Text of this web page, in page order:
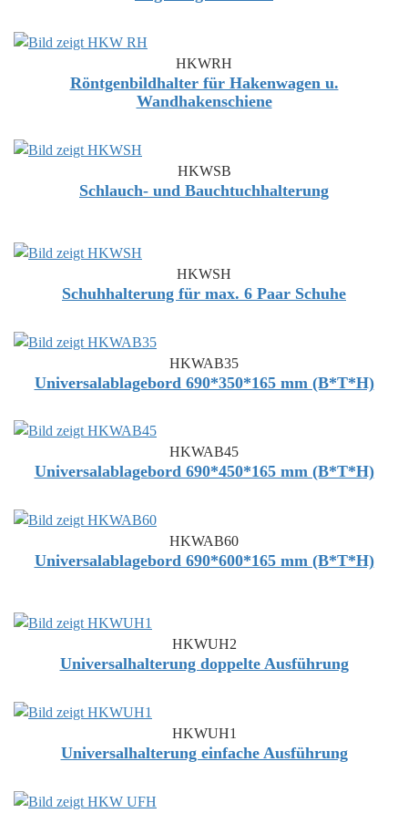
HKWRH
Röntgenbildhalter für Hakenwagen u.
Wandhakenschiene
HKWSB
Schlauch- und Bauchtuchhalterung
HKWSH
Schuhhalterung für max. 6 Paar Schuhe
HKWAB35
Universalablagebord 690*350*165 mm (B*T*H)
HKWAB45
Universalablagebord 690*450*165 mm (B*T*H)
HKWAB60
Universalablagebord 690*600*165 mm (B*T*H)
HKWUH2
Universalhalterung doppelte Ausführung
HKWUH1
Universalhalterung einfache Ausführung